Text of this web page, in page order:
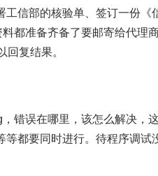
信部的核验单、签订一份《
都准备齐备了要邮寄给代理
复结果。
错误在哪里，该怎么解决，
等都要同时进行。待程序调